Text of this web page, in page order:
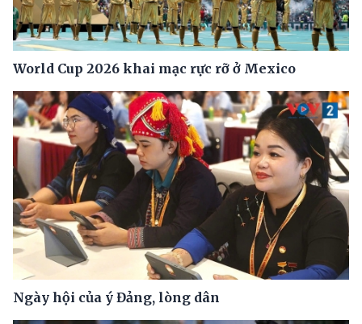
World Cup 2026 khai mạc rực rỡ ở Mexico
Ngày hội của ý Đảng, lòng dân